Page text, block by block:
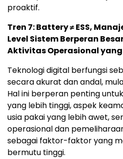
proaktif.
Tren 7: Battery ≠ ESS,
Level Sistem Berperan
Aktivitas Operasional
Teknologi digital berfungsi
secara akurat dan andal,
Hal ini berperan penting
yang lebih tinggi, aspek
usia pakai yang lebih awet,
operasional dan
sebagai faktor-faktor yang
bermutu tinggi.